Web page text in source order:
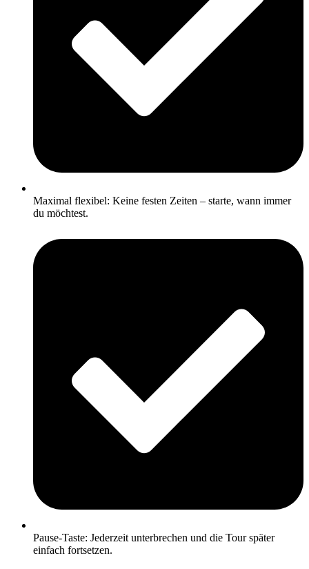
Maximal flexibel: Keine festen Zeiten – starte, wann immer
du möchtest.
Pause-Taste: Jederzeit unterbrechen und die Tour später
einfach fortsetzen.